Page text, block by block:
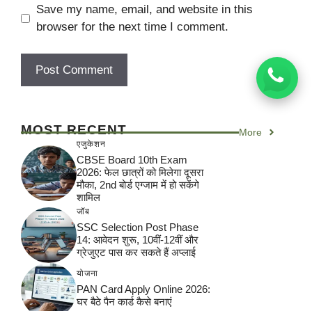
Save my name, email, and website in this
browser for the next time I comment.
MOST RECENT More
एजुकेशन
CBSE Board 10th Exam
2026: फेल छात्रों को मिलेगा दूसरा
मौका, 2nd बोर्ड एग्जाम में हो सकेंगे
शामिल
जॉब
SSC Selection Post Phase
14: आवेदन शुरू, 10वीं-12वीं और
ग्रेजुएट पास कर सकते हैं अप्लाई
योजना
PAN Card Apply Online 2026:
घर बैठे पैन कार्ड कैसे बनाएं